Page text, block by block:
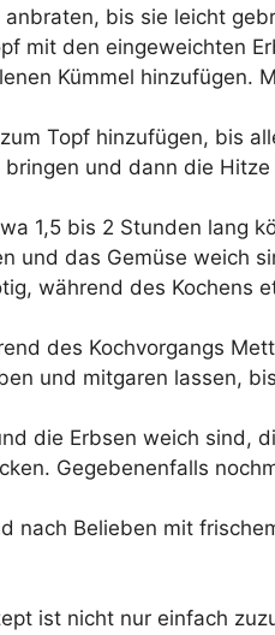
bis sie leicht
mit den eingeweichten
Kümmel hinzufügen.
Topf hinzufügen, bis
und dann die
1,5 bis 2 Stunden lang
und das Gemüse weich
während des Kochens
des Kochvorgangs
und mitgaren lassen,
die Erbsen weich sind,
Gegebenenfalls
nach Belieben mit
ist nicht nur einfach